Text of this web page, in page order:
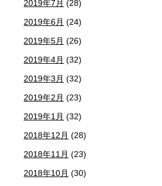
2019年7月 (28)
2019年6月 (24)
2019年5月 (26)
2019年4月 (32)
2019年3月 (32)
2019年2月 (23)
2019年1月 (32)
2018年12月 (28)
2018年11月 (23)
2018年10月 (30)